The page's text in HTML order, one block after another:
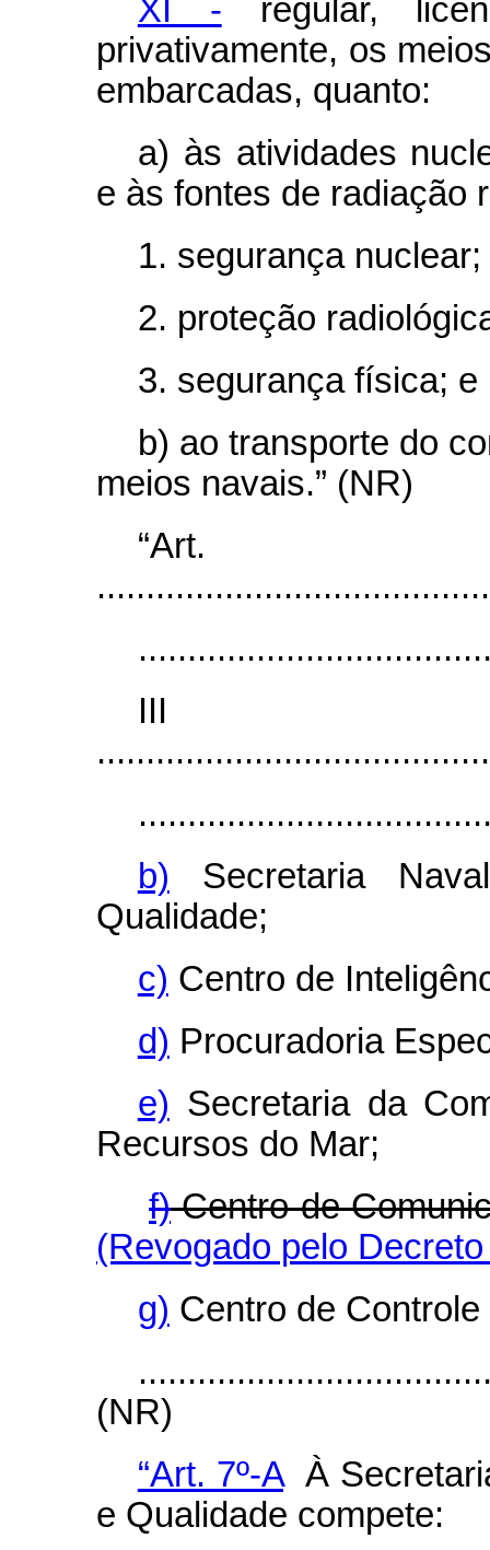
XI - regular,
privativamente, os
embarcadas, quanto:
a) às atividades
e às fontes de radiação
1. segurança nuclear;
2. proteção
3. segurança física; e
b) ao transporte do
meios navais.” (NR)
b) Secretaria
Qualidade;
c) Centro de
d) Procuradoria
e) Secretaria da
Recursos do Mar;
f)Centro de
(Revogado pelo
g) Centro de
(NR)
“Art. 7º-AÀ
e Qualidade compete: